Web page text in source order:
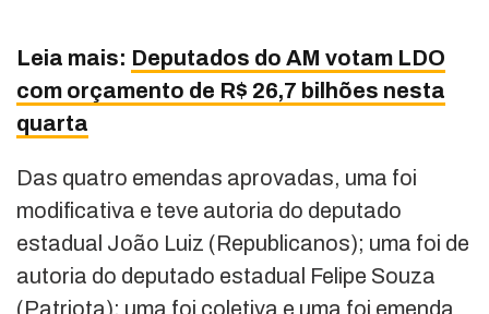
Leia mais: Deputados do AM votam LDO
com orçamento de R$ 26,7 bilhões nesta
quarta
Das quatro emendas aprovadas, uma foi
modificativa e teve autoria do deputado
estadual João Luiz (Republicanos); uma foi de
autoria do deputado estadual Felipe Souza
(Patriota); uma foi coletiva e uma foi emenda